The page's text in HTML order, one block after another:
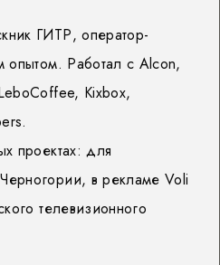
ГИТР, оператор-
опытом. Работал с Alcon,
Kixbox,
проектах: для
в рекламе Voli
телевизионного